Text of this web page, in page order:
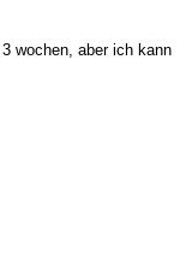
wochen, aber ich kann